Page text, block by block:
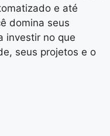
e até
domina seus
investir no que
seus projetos e o